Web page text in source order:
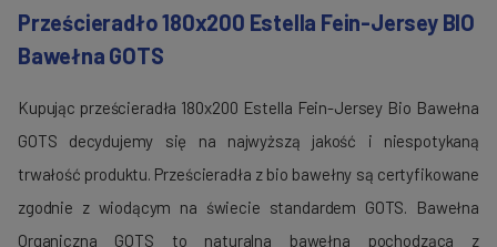
Prześcieradło 180x200 Estella Fein-Jersey BIO
Bawełna GOTS
Kupując prześcieradła 180x200 Estella Fein-Jersey Bio Bawełna
GOTS decydujemy się na najwyższą jakość i niespotykaną
trwałość produktu. Prześcieradła z bio bawełny są certyfikowane
zgodnie z wiodącym na świecie standardem GOTS. Bawełna
Organiczna GOTS to naturalna bawełna pochodząca z